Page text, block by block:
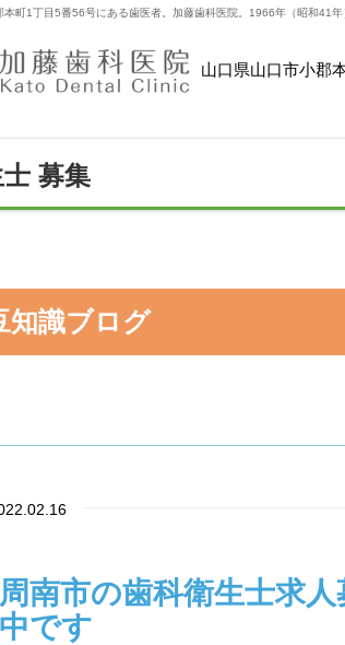
本町1丁目5番56号にある歯医者。加藤歯科医院。1966年（昭和41
山口県山口市小郡
募集
知識ブログ
周南市の歯科衛生士求
中です